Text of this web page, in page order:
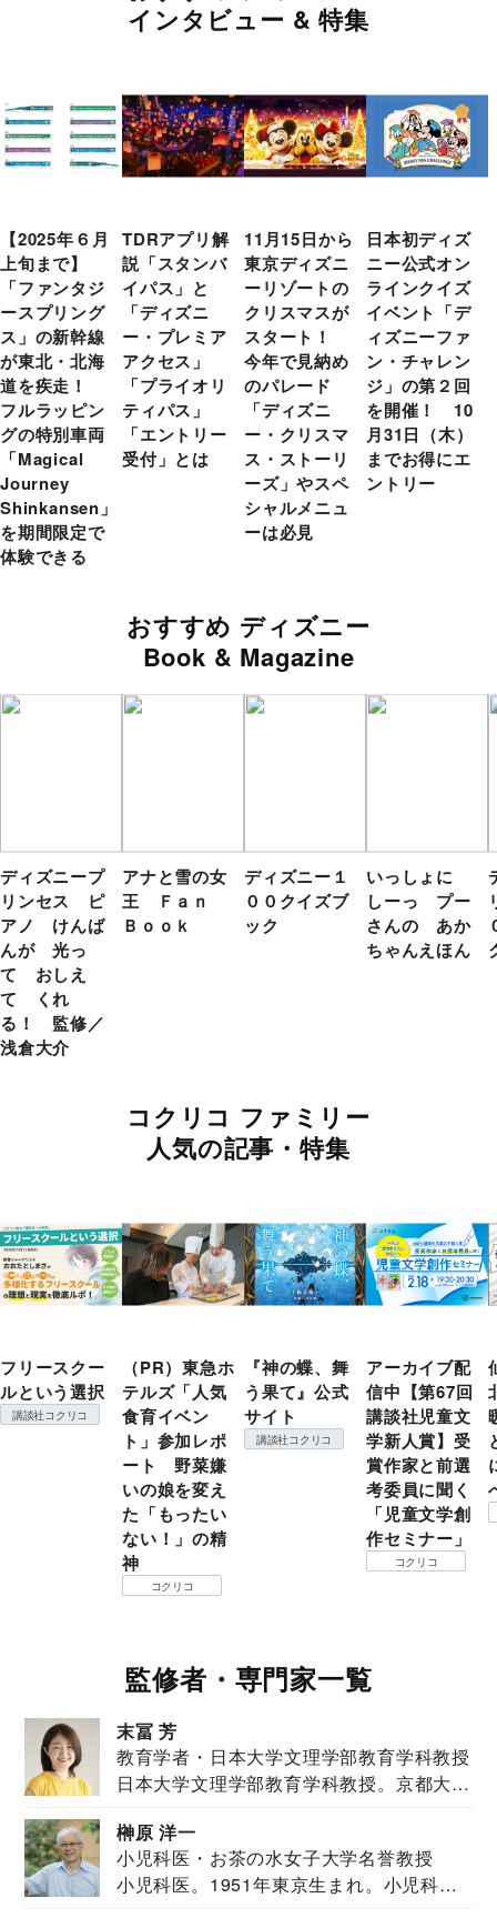
インタビュー & 特集
【2025年６月
上旬まで】
「ファンタジ
ースプリング
ス」の新幹線
が東北・北海
道を疾走！
フルラッピン
グの特別車両
「Magical
Journey
Shinkansen」
を期間限定で
体験できる
TDRアプリ解
説「スタンバ
イパス」と
「ディズニ
ー・プレミア
アクセス」
「プライオリ
ティパス」
「エントリー
受付」とは
11月15日から
東京ディズニ
ーリゾートの
クリスマスが
スタート！
今年で見納め
のパレード
「ディズニ
ー・クリスマ
ス・ストーリ
ーズ」やスペ
シャルメニュ
ーは必見
日本初ディズ
ニー公式オン
ラインクイズ
イベント「デ
ィズニーファ
ン・チャレン
ジ」の第２回
を開催！ 10
月31日（木）
までお得にエ
ントリー
おすすめ ディズニー
Book & Magazine
ディズニープ
リンセス ピ
アノ けんば
んが 光っ
て おしえ
て くれ
る！ 監修／
浅倉大介
アナと雪の女
王 Ｆａｎ
Ｂｏｏｋ
ディズニー１
００クイズブ
ック
いっしょに
しーっ プー
さんの あか
ちゃんえほん
コクリコ ファミリー
人気の記事・特集
フリースクー
ルという選択
講談社コクリコ
（PR）東急ホ
テルズ「人気
食育イベン
ト」参加レポ
ート 野菜嫌
いの娘を変え
た「もったい
ない！」の精
神
コクリコ
『神の蝶、舞
う果て』公式
サイト
講談社コクリコ
アーカイブ配
信中【第67回
講談社児童文
学新人賞】受
賞作家と前選
考委員に聞く
「児童文学創
作セミナー」
コクリコ
監修者・専門家一覧
末冨 芳
教育学者・日本大学文理学部教育学科教授
日本大学文理学部教育学科教授。京都大学
榊原 洋一
小児科医・お茶の水女子大学名誉教授
小児科医。1951年東京生まれ。小児科